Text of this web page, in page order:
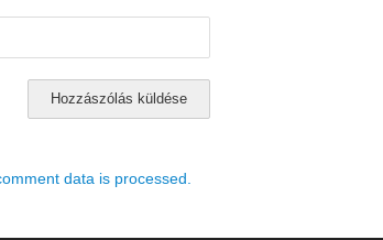
data is processed.